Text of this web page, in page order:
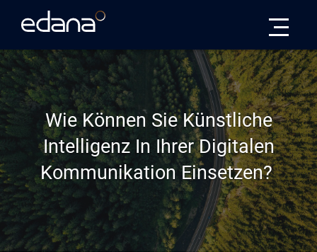
Wie Können Sie Künstliche
Intelligenz In Ihrer Digitalen
Kommunikation Einsetzen?